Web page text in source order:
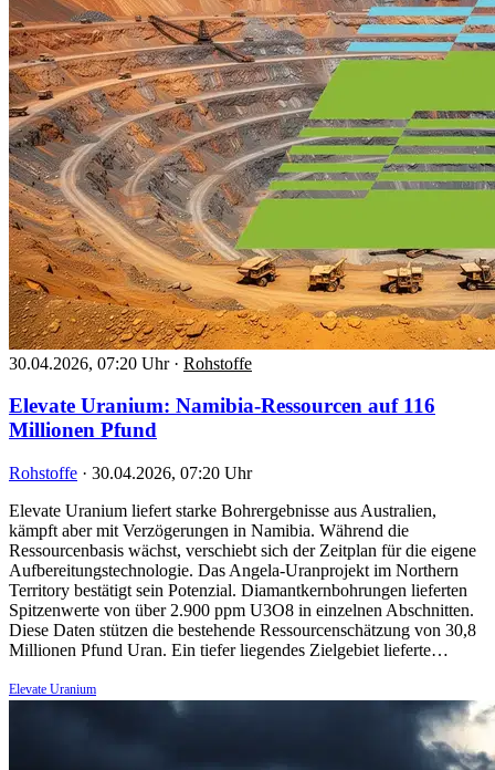
30.04.2026, 07:20 Uhr · Rohstoffe
Elevate Uranium: Namibia-Ressourcen auf 116
Millionen Pfund
Rohstoffe · 30.04.2026, 07:20 Uhr
Elevate Uranium liefert starke Bohrergebnisse aus Australien,
kämpft aber mit Verzögerungen in Namibia. Während die
Ressourcenbasis wächst, verschiebt sich der Zeitplan für die eigene
Aufbereitungstechnologie. Das Angela-Uranprojekt im Northern
Territory bestätigt sein Potenzial. Diamantkernbohrungen lieferten
Spitzenwerte von über 2.900 ppm U3O8 in einzelnen Abschnitten.
Diese Daten stützen die bestehende Ressourcenschätzung von 30,8
Millionen Pfund Uran. Ein tiefer liegendes Zielgebiet lieferte…
Elevate Uranium